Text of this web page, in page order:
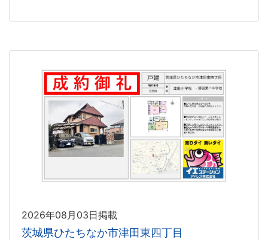
2026年08月03日掲載
茨城県ひたちなか市津田東四丁目